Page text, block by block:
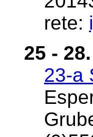
rete:
25 -
23-a